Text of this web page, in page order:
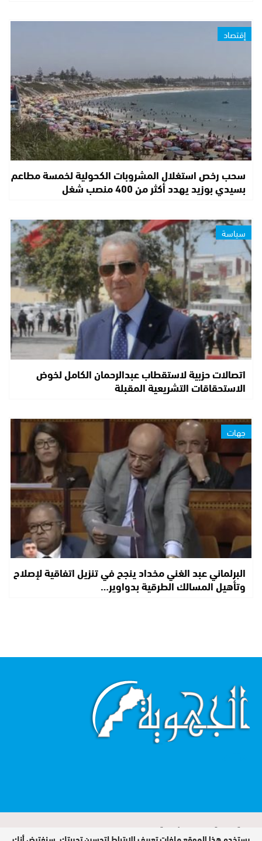
إقتصاد
سحب رخص استغلال المشروبات الكحولية لخمسة مطاعم
بسيدي بوزيد يهدد أكثر من 400 منصب شغل
سياسة
اتصالات حزبية لاستقطاب عبدالرحمان الكامل لخوض
الاستحقاقات التشريعية المقبلة
جهات
البرلماني عبد الغني مخداد ينجح في تنزيل اتفاقية لإصلاح
وتأهيل المسالك الطرقية بدواوير…